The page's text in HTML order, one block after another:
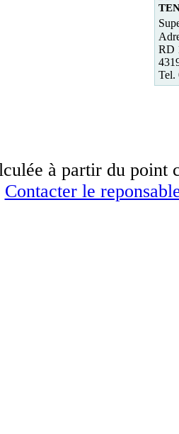
RD
Tel.
à partir du point
Contacter le